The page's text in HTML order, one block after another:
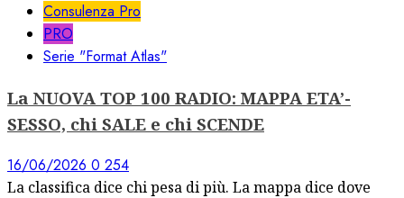
Consulenza Pro
PRO
Serie "Format Atlas"
La NUOVA TOP 100 RADIO: MAPPA ETA’-
SESSO, chi SALE e chi SCENDE
16/06/2026 0 254
La classifica dice chi pesa di più. La mappa dice dove